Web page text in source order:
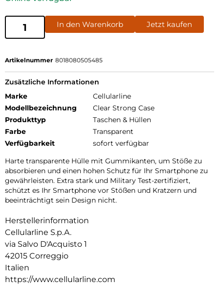
In den Warenkorb Jetzt kaufen
Artikelnummer 8018080505485
Zusätzliche Informationen
Marke
Cellularline
Modellbezeichnung
Clear Strong Case
Produkttyp
Taschen & Hüllen
Farbe
Transparent
Verfügbarkeit
sofort verfügbar
Harte transparente Hülle mit Gummikanten, um Stöße zu
absorbieren und einen hohen Schutz für Ihr Smartphone zu
gewährleisten. Extra stark und Military Test-zertifiziert,
schützt es Ihr Smartphone vor Stößen und Kratzern und
beeinträchtigt sein Design nicht.
Herstellerinformation
Cellularline S.p.A.
via Salvo D'Acquisto 1
42015 Correggio
Italien
https://www.cellularline.com